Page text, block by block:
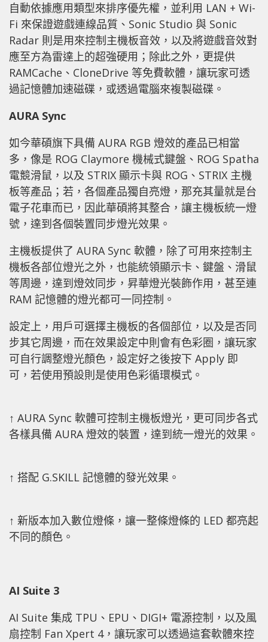
自動依據應用類型來排序優先權，並利用 LAN + Wi-
Fi 來保證遊戲連線品質、Sonic Studio 與 Sonic
Radar 則是用來控制主機板音效，以及將遊戲音效對
應至方為雷達上的超強硬用；除此之外，更提供
RAMCache、CloneDrive 等免費軟體，讓玩家可透
過記憶體加速磁碟，或透過電腦來複製磁碟。
AURA Sync
如今華碩旗下具備 AURA RGB 燈效的產品已相當
多，像是 ROG Claymore 機械式鍵盤、ROG Spatha
電競滑鼠，以及 STRIX 顯示卡與 ROG、STRIX 主機
板等產品；若，各個產品獨自亮燈，那充其量就是台
電子花車而已，因此華碩將其整合，讓主機板統一燈
號，達到各個裝置同步燈光效果。
主機板提供了 AURA Sync 軟體，除了可用來控制主
機板各部位燈光之外，也能統領顯示卡、鍵盤、滑鼠
等周邊，達到燈效同步，昇華燈光裝飾作用，甚至連
RAM 記憶體的燈光都可一同控制。
設定上，用戶可選擇主機板的各個部位，以及是否同
步其它周邊，而在效果設定中則會有色彩圈，讓玩家
可自行調整燈光顏色，設定好之後按下 Apply 即
可，若使用預設則是使用色彩循環模式。
↑ AURA Sync 軟體可控制主機板燈光，更可同步各式
各樣具備 AURA 燈效的裝置，達到統一燈光的效果。
↑ 搭配 G.SKILL 記憶體的發光效果。
↑ 新版本加入數位燈條，讓一整條燈條的 LED 都亮起
不同的顏色。
AI Suite 3
AI Suite 集成 TPU、EPU、DIGI+ 電源控制，以及風
扇控制 Fan Xpert 4，讓玩家可以透過這套軟體來控